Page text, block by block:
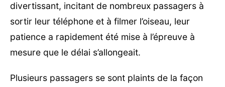
divertissant, incitant de nombreux passagers à
sortir leur téléphone et à filmer l’oiseau, leur
patience a rapidement été mise à l’épreuve à
mesure que le délai s’allongeait.
Plusieurs passagers se sont plaints de la façon